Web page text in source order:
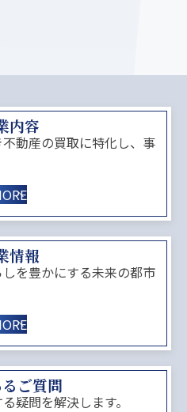
内容
動産の買取に特化し、事
情報
を豊かにする未来の都市
ご質問
疑問を解決します。